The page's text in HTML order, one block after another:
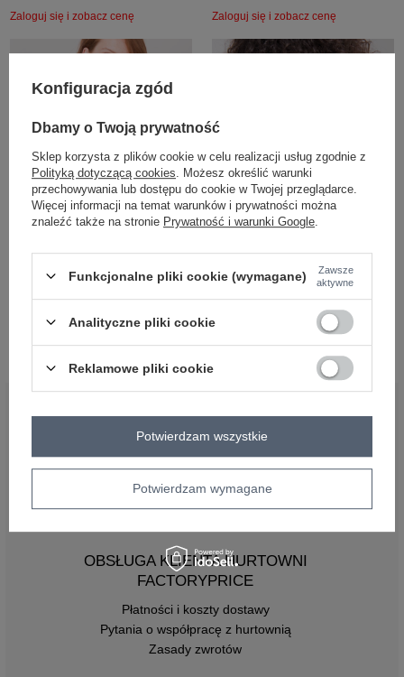
Zaloguj się i zobacz cenę Zaloguj się i zobacz cenę
Zaloguj się i zobacz cenę Zaloguj się i zobacz cenę
OBSŁUGA KLIENTA HURTOWNI
FACTORYPRICE
Płatności i koszty dostawy
Pytania o współpracę z hurtownią
Zasady zwrotów
Konfiguracja zgód
Dbamy o Twoją prywatność
Sklep korzysta z plików cookie w celu realizacji usług zgodnie z
Polityką dotyczącą cookies . Możesz określić warunki
przechowywania lub dostępu do cookie w Twojej przeglądarce.
Więcej informacji na temat warunków i prywatności można
znaleźć także na stronie Prywatność i warunki Google
Funkcjonalne pliki cookie (wymagane)
Zawsze
aktywne
Analityczne pliki cookie
Reklamowe pliki cookie
Potwierdzam wymagane
Potwierdzam wszystkie